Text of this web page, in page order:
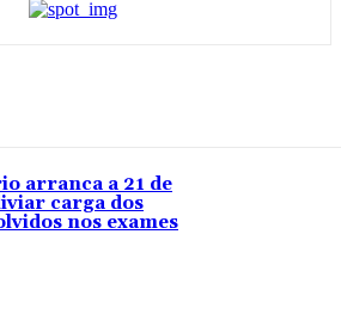
arranca a 21 de
carga dos
nos exames